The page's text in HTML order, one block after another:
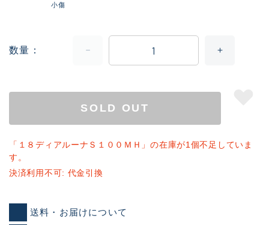
小傷
数量
SOLD OUT
「１８ディアルーナＳ１００ＭＨ」の在庫が1個不足していま
す。
決済利用不可: 代金引換
送料・お届けについて